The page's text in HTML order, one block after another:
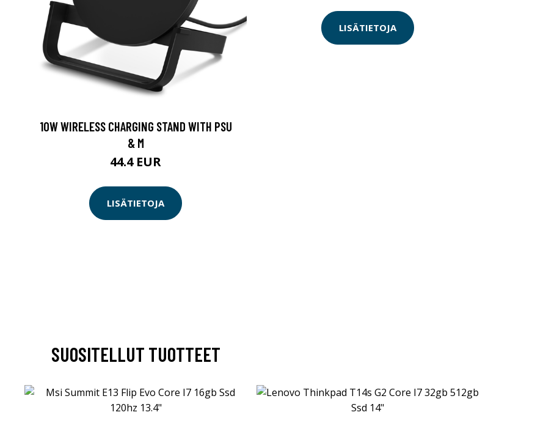
10W WIRELESS CHARGING STAND WITH PSU
& M
44.4 EUR
LISÄTIETOJA
LISÄTIETOJA
SUOSITELLUT TUOTTEET